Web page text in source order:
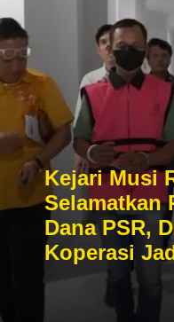
Kejari Musi
Selamatkan
Dana PSR,
Koperasi